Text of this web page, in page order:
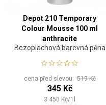
Depot 210 Temporary
Colour Mousse 100 ml
anthracite
Bezoplachová barevná pěna
cena před slevou:519 Kč
345 Kč
3 450 Kč/1